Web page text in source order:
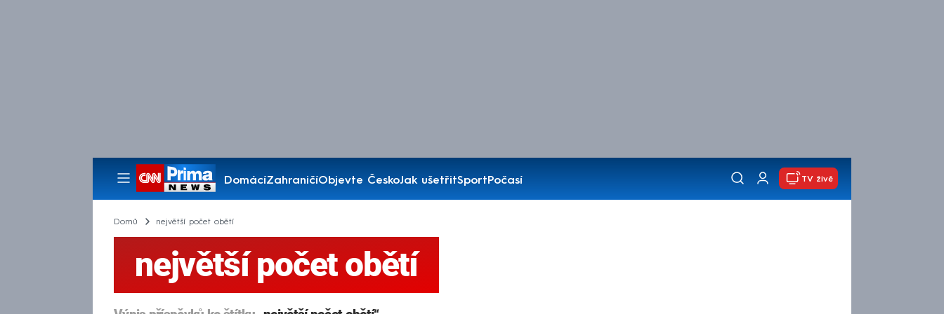
DomácíZahraničíObjevte ČeskoJak ušetřitSportPočasí
Pořady
TV živě
Domů největší počet obětí
největší počet obětí